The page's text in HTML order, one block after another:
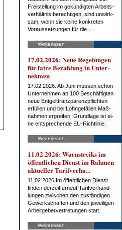
Frei­stel­lung im ge­kün­dig­ten Ar­beits­
ver­hält­nis be­rech­ti­gen, sind un­wirk­
sam, wenn sie kei­ne kon­kre­ten
Vor­aus­set­zun­gen für die ...
Weiterlesen
17.02.2026: Neue Re­ge­lun­gen
für fai­re Be­zah­lung in Un­ter­
neh­men
17.02.2026. Ab Ju­ni müs­sen schon
Un­ter­neh­men ab 100 Be­schäf­tig­ten
neue Ent­gelt­tranz­pa­renz­pflich­ten
er­fül­len und bei Lohn­ge­fäl­len Maß­
nah­men er­grei­fen. Grund­la­ge ist ei­
ne ent­spre­chen­de EU-Richt­li­nie.
Weiterlesen
11.02.2026: Warn­streiks im
öf­fent­li­chen Dienst im Rah­men
ak­tu­el­ler Ta­rif­ver­ha...
11.02.2026 Im öf­fent­li­chen Dienst
fin­den der­zeit er­neut Ta­rif­ver­hand­
lun­gen zwi­schen den zu­stän­di­gen
Ge­werk­schaf­ten und den je­wei­li­gen
Ar­beit­ge­ber­ver­tre­tun­gen statt.
Weiterlesen